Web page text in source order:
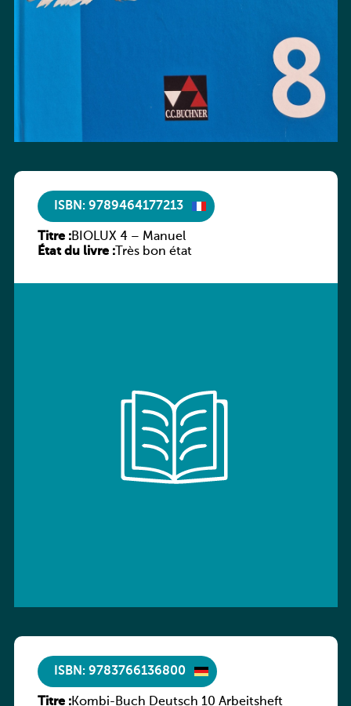
ISBN: 9789464177213
Titre :BIOLUX 4 – Manuel
État du livre :Très bon état
ISBN: 9783766136800
Titre :Kombi-Buch Deutsch 10 Arbeitsheft